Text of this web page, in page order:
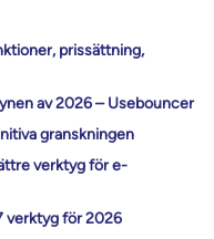
prissättning,
av 2026 – Usebouncer
granskningen
verktyg för e-
verktyg för 2026